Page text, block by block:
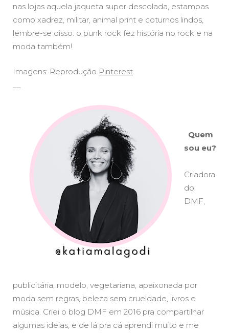
nas lojas aquela jaqueta super descolada, estampas
como xadrez, militar, animal print e coturnos lindos,
lembre-se disso: o punk rock fez história no rock e na
moda também!
Imagens: Reprodução Pinterest
Quem
sou eu?
Criadora
do
DMF,
publicitária, modelo, vegetariana, apaixonada por
moda sem regras, beleza sem crueldade, livros e
música. Criei o blog DMF em 2016 pra compartilhar
algumas ideias, e de lá pra cá aprendi muito e me